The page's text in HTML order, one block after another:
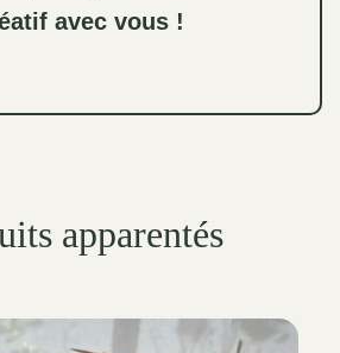
avec vous !
apparentés